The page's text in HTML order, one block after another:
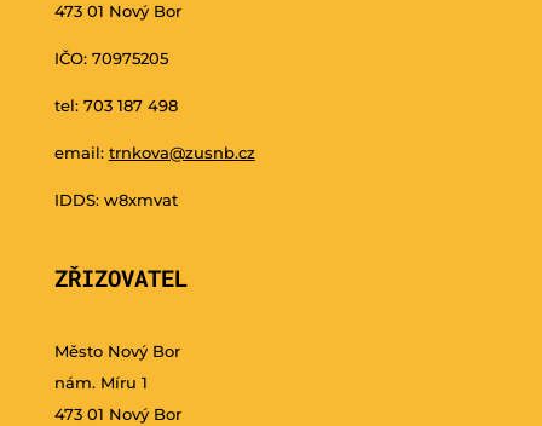
473 01 Nový Bor
IČO: 70975205
tel: 703 187 498
email: trnkova@zusnb.cz
IDDS: w8xmvat
ZŘIZOVATEL
Město Nový Bor
nám. Míru 1
473 01 Nový Bor